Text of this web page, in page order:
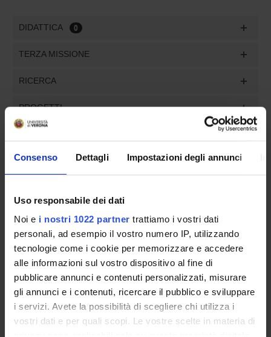
Consenso Dettagli Impostazioni degli annunci
Uso responsabile dei dati
Noi e i nostri 1022 partner trattiamo i vostri dati
personali, ad esempio il vostro numero IP, utilizzando
tecnologie come i cookie per memorizzare e accedere
alle informazioni sul vostro dispositivo al fine di
pubblicare annunci e contenuti personalizzati, misurare
gli annunci e i contenuti, ricercare il pubblico e sviluppare
i servizi. Avete la possibilità di scegliere chi utilizza i
vostri dati e per quali scopi. Le vostre scelte in materia di
DIDATTICA 0
TERZA MISSIONE
RICERCA
PROGETTI
ORGANIZZAZIONE
COMMISSIONI
UFFICI E STRUTTURE DI SERVIZIO
SERVIZI DI SEGRETERIA STUDENTI